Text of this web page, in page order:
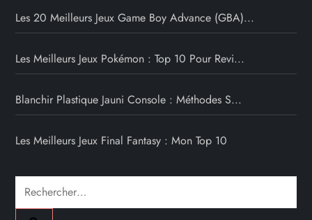
Les 20 Meilleurs Jeux Game Boy Advance (GBA)...
Les Meilleurs Jeux Pokémon : Top 10 Pour Revi...
Blanchir Plastique Jauni Console : Méthodes S...
Les Meilleurs Jeux Final Fantasy : Mon Top 10
Rechercher :